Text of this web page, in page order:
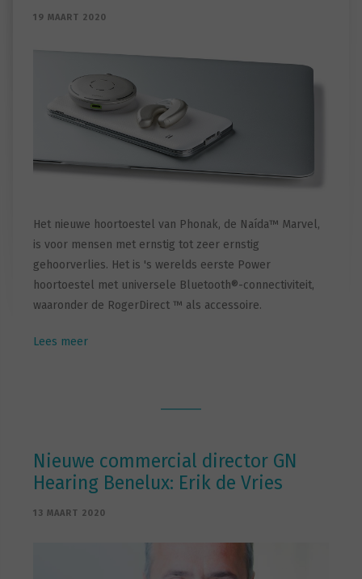
19 MAART 2020
Het nieuwe hoortoestel van Phonak, de Naída™ Marvel,
is voor mensen met ernstig tot zeer ernstig
gehoorverlies. Het is 's werelds eerste Power
hoortoestel met universele Bluetooth®-connectiviteit,
waaronder de RogerDirect ™ als accessoire.
Lees meer
Nieuwe commercial director GN
Hearing Benelux: Erik de Vries
13 MAART 2020